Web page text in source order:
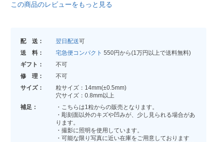
この商品のレビューをもっと見る
配 送： 翌日配送可
送 料：
宅急便コンパクト 550円から(1万円以上で送料無料)
ギフト：
不可
修 理：
不可
サイズ：
粒サイズ：14mm(±0.5mm)
穴サイズ：0.8mm以上
補足：
・こちらは1粒からの販売となります。
・彫刻面以外のキズや凹みが、少し見られる場合があ
ります。
・撮影に照明を使用しています。
・可能な限り写真に近い在庫をご用意しております